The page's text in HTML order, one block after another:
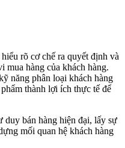
rõ cơ chế ra quyết định và
mua hàng của khách hàng.
năng phân loại khách hàng
thành lợi ích thực tế để
bán hàng hiện đại, lấy sự
mối quan hệ khách hàng